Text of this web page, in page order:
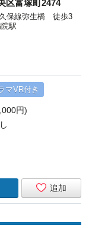
区富塚町2474
保線弥生橋 徒歩3
駅
マVR付き
円)
追加